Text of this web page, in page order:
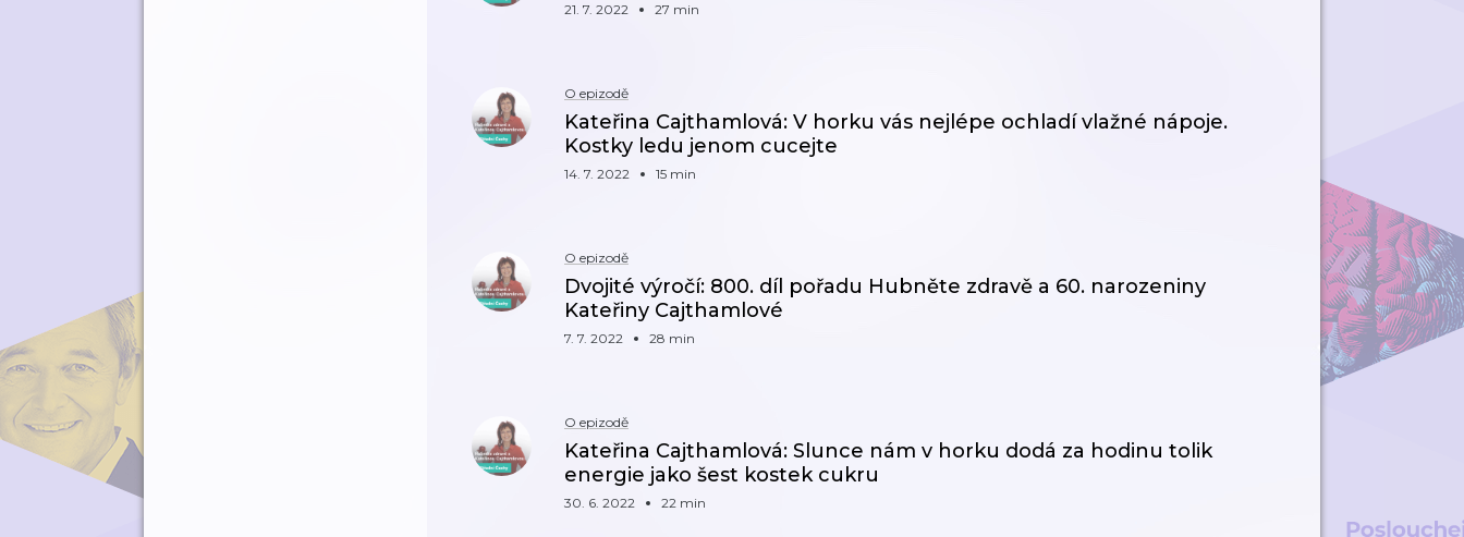
21. 7. 2022 27 min
O epizodě
Kateřina Cajthamlová: V horku vás nejlépe ochladí vlažné nápoje.
Kostky ledu jenom cucejte
14. 7. 2022 15 min
O epizodě
Dvojité výročí: 800. díl pořadu Hubněte zdravě a 60. narozeniny
Kateřiny Cajthamlové
7. 7. 2022 28 min
O epizodě
Kateřina Cajthamlová: Slunce nám v horku dodá za hodinu tolik
energie jako šest kostek cukru
30. 6. 2022 22 min